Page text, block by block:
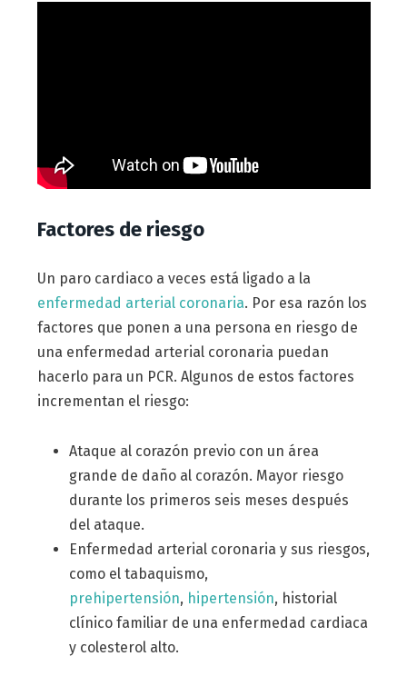
Factores de riesgo
Un paro cardiaco a veces está ligado a la
enfermedad arterial coronaria. Por esa razón los
factores que ponen a una persona en riesgo de
una enfermedad arterial coronaria puedan
hacerlo para un PCR. Algunos de estos factores
incrementan el riesgo:
Ataque al corazón previo con un área
grande de daño al corazón. Mayor riesgo
durante los primeros seis meses después
del ataque.
Enfermedad arterial coronaria y sus riesgos,
como el tabaquismo,
prehipertensión, hipertensión, historial
clínico familiar de una enfermedad cardiaca
y colesterol alto.